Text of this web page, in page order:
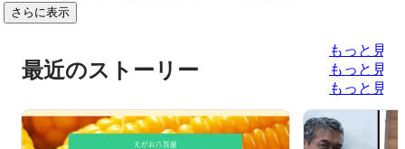
さらに表示
最近のストーリー
もっと見る
もっと見る
もっと見る